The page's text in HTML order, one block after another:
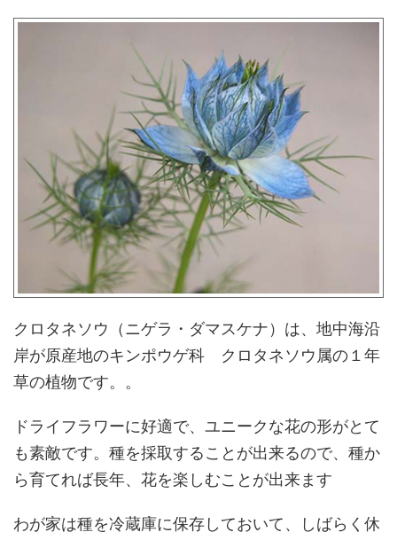
クロタネソウ（ニゲラ・ダマスケナ）は、地中海沿
岸が原産地のキンポウゲ科 クロタネソウ属の１年
草の植物です。。
ドライフラワーに好適で、ユニークな花の形がとて
も素敵です。種を採取することが出来るので、種か
ら育てれば長年、花を楽しむことが出来ます
わが家は種を冷蔵庫に保存しておいて、しばらく休